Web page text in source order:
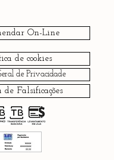
On-Line
de cookies
de Privacidade
de Falsificações